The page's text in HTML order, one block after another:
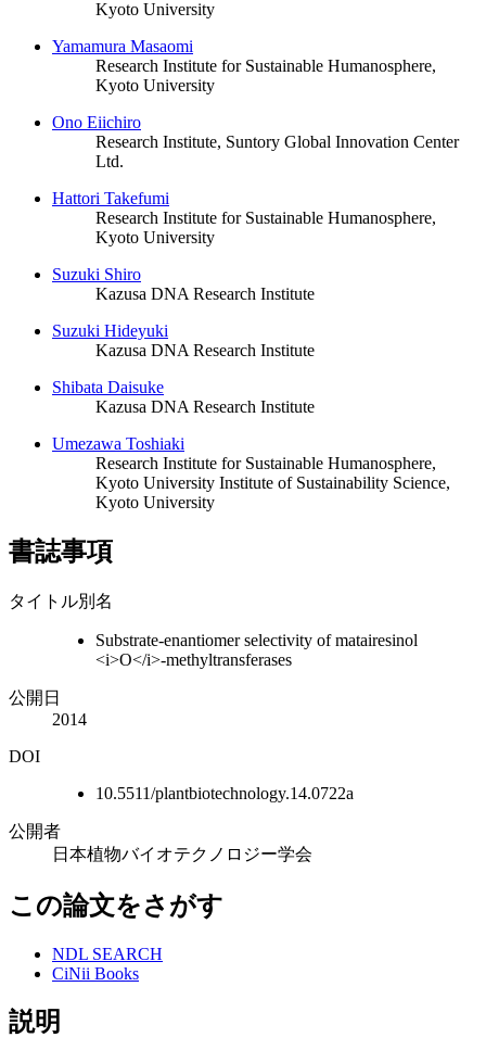
Kyoto University
Yamamura Masaomi
Research Institute for Sustainable Humanosphere,
Kyoto University
Ono Eiichiro
Research Institute, Suntory Global Innovation Center
Ltd.
Hattori Takefumi
Research Institute for Sustainable Humanosphere,
Kyoto University
Suzuki Shiro
Kazusa DNA Research Institute
Suzuki Hideyuki
Kazusa DNA Research Institute
Shibata Daisuke
Kazusa DNA Research Institute
Umezawa Toshiaki
Research Institute for Sustainable Humanosphere,
Kyoto University Institute of Sustainability Science,
Kyoto University
書誌事項
タイトル別名
Substrate-enantiomer selectivity of matairesinol
<i>O</i>-methyltransferases
公開日
2014
DOI
10.5511/plantbiotechnology.14.0722a
公開者
日本植物バイオテクノロジー学会
この論文をさがす
NDL SEARCH
CiNii Books
説明